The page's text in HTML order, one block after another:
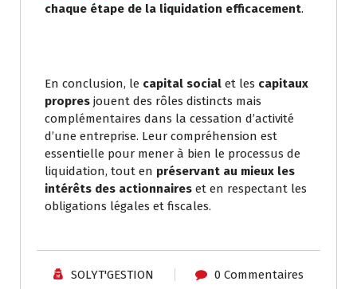
chaque étape de la liquidation efficacement.
En conclusion, le capital social et les capitaux
propres jouent des rôles distincts mais
complémentaires dans la cessation d’activité
d’une entreprise. Leur compréhension est
essentielle pour mener à bien le processus de
liquidation, tout en préservant au mieux les
intérêts des actionnaires et en respectant les
obligations légales et fiscales.
SOLYT'GESTION 0 Commentaires